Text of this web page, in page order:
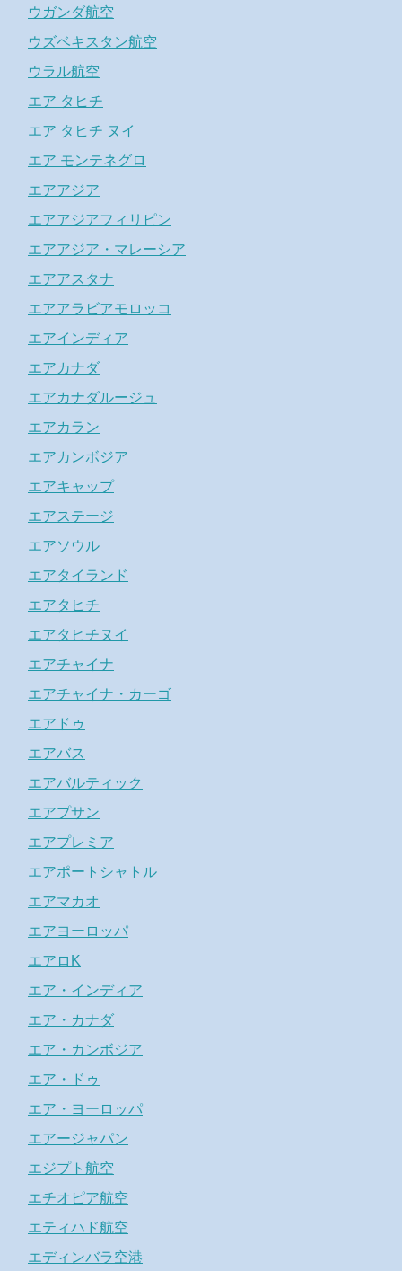
ウガンダ航空
ウズベキスタン航空
ウラル航空
エア タヒチ
エア タヒチ ヌイ
エア モンテネグロ
エアアジア
エアアジアフィリピン
エアアジア・マレーシア
エアアスタナ
エアアラビアモロッコ
エアインディア
エアカナダ
エアカナダルージュ
エアカラン
エアカンボジア
エアキャップ
エアステージ
エアソウル
エアタイランド
エアタヒチ
エアタヒチヌイ
エアチャイナ
エアチャイナ・カーゴ
エアドゥ
エアバス
エアバルティック
エアプサン
エアプレミア
エアポートシャトル
エアマカオ
エアヨーロッパ
エアロK
エア・インディア
エア・カナダ
エア・カンボジア
エア・ドゥ
エア・ヨーロッパ
エアージャパン
エジプト航空
エチオピア航空
エティハド航空
エディンバラ空港